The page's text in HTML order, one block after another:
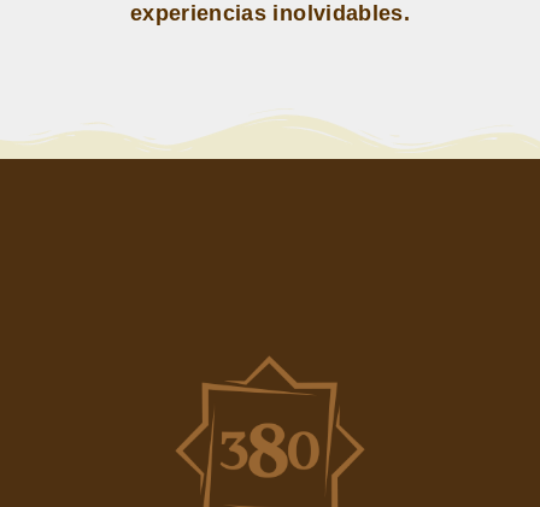
experiencias inolvidables.